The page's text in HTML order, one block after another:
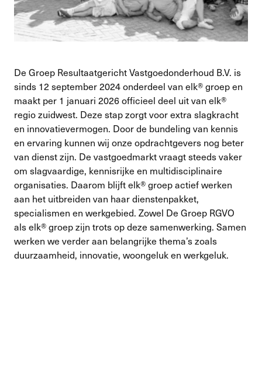
De Groep Resultaatgericht Vastgoedonderhoud B.V. is
sinds 12 september 2024 onderdeel van elk® groep en
maakt per 1 januari 2026 officieel deel uit van elk®
regio zuidwest. Deze stap zorgt voor extra slagkracht
en innovatievermogen. Door de bundeling van kennis
en ervaring kunnen wij onze opdrachtgevers nog beter
van dienst zijn. De vastgoedmarkt vraagt steeds vaker
om slagvaardige, kennisrijke en multidisciplinaire
organisaties. Daarom blijft elk® groep actief werken
aan het uitbreiden van haar dienstenpakket,
specialismen en werkgebied. Zowel De Groep RGVO
als elk® groep zijn trots op deze samenwerking. Samen
werken we verder aan belangrijke thema’s zoals
duurzaamheid, innovatie, woongeluk en werkgeluk.